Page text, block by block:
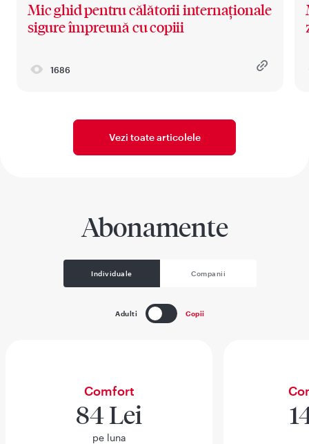
Mic ghid pentru călătorii internaționale
sigure împreună cu copiii
1686
Vezi toate articolele
Abonamente
Individuale Companii
Adulti Copii
Comfort
84 Lei
pe luna